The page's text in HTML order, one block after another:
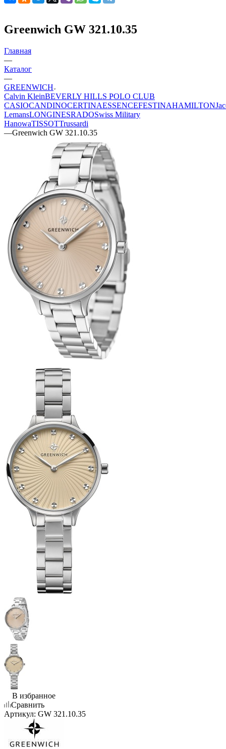
Greenwich GW 321.10.35
Главная
—
Каталог
—
GREENWICH
Calvin KleinBEVERLY HILLS POLO CLUB
CASIOCANDINOCERTINAESSENCEFESTINAHAMILTON
LemansLONGINESRADOSwiss Military
HanowaTISSOTTrussardi
—Greenwich GW 321.10.35
В избранное
Сравнить
Артикул: GW 321.10.35